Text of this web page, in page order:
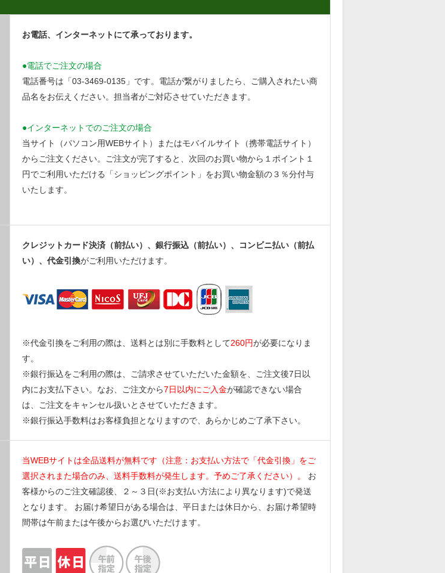
お電話、インターネットにて承っております。
●電話でご注文の場合
電話番号は「03-3469-0135」です。電話が繋がりましたら、ご購入されたい商
品名をお伝えください。担当者がご対応させていただきます。
●インターネットでのご注文の場合
当サイト（パソコン用WEBサイト）またはモバイルサイト（携帯電話サイト）
からご注文ください。ご注文が完了すると、次回のお買い物から１ポイント１
円でご利用いただける「ショッピングポイント」をお買い物金額の３％分付与
いたします。
クレジットカード決済（前払い）、銀行振込 （前払い） 、コンビニ払い （前払
い）、 代金引換がご利用いただけます。
※代金引換をご利用の際は、送料とは別に手数料として260円が必要になりま
す。
※銀行振込をご利用の際は、ご請求させていただいた金額を、ご注文後7日以
内にお支払下さい。なお、ご注文から7日以内にご入金が確認できない場合
は、ご注文をキャンセル扱いとさせていただきます。
※銀行振込手数料はお客様負担となりますので、あらかじめご了承下さい。
当WEBサイトは全品送料が無料です（注意：お支払い方法で「代金引換」をご
選択されまた場合のみ、送料手数料が発生します。予めご了承ください）。 お
客様からのご注文確認後、２～３日(※お支払い方法により異なります)で発送
となります。 お届け希望日がある場合は、平日または休日から、お届け希望時
間帯は午前または午後からお選びいただけます。